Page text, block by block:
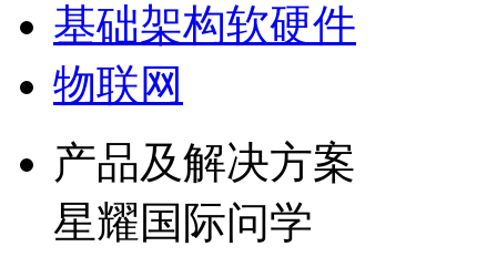
基础架构软硬件
物联网
产品及解决方案
星耀国际问学